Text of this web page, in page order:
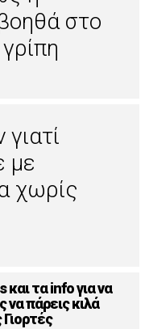
στο
με
χωρίς
και τα info για να
να πάρεις κιλά